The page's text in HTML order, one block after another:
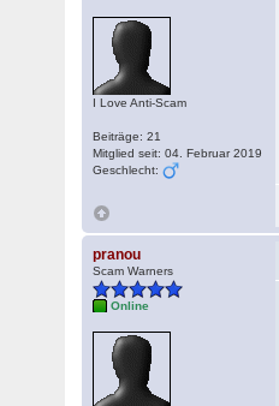
I Love Anti-Scam
Beiträge: 21
Mitglied seit: 04. Februar 2019
Geschlecht:
pranou
Scam Warners
Online